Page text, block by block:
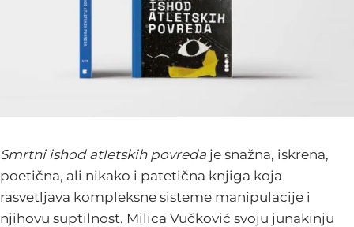
Smrtni ishod atletskih povreda je snažna, iskrena,
poetična, ali nikako i patetična knjiga koja
rasvetljava kompleksne sisteme manipulacije i
njihovu suptilnost. Milica Vučković svoju junakinju